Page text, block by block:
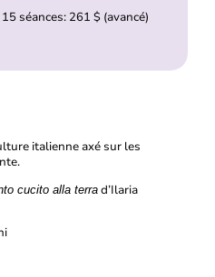
séances: 261 $ (avancé)
italienne axé sur les
cucito alla terrad’Ilaria